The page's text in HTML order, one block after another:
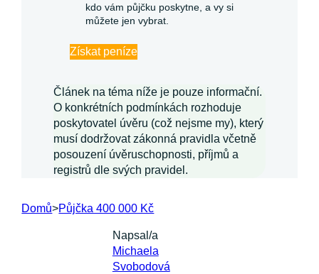
kdo vám půjčku poskytne, a vy si
můžete jen vybrat.
Získat peníze
Článek na téma níže je pouze informační.
O konkrétních podmínkách rozhoduje
poskytovatel úvěru (což nejsme my), který
musí dodržovat zákonná pravidla včetně
posouzení úvěruschopnosti, příjmů a
registrů dle svých pravidel.
Domů>Půjčka 400 000 Kč
Napsal/a
Michaela
Svobodová